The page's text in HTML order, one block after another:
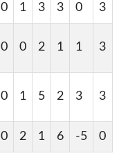
0 1 3 3 0 3
0 0 2 1 1 3
0 1 5 2 3 3
0 2 1 6 -5 0